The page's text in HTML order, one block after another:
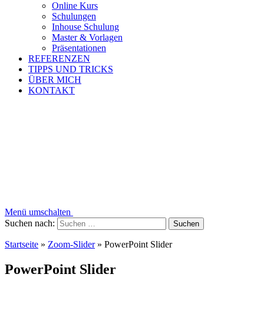
Online Kurs
Schulungen
Inhouse Schulung
Master & Vorlagen
Präsentationen
REFERENZEN
TIPPS UND TRICKS
ÜBER MICH
KONTAKT
Menü umschalten
Suchen nach:
Startseite » Zoom-Slider» PowerPoint Slider
PowerPoint Slider